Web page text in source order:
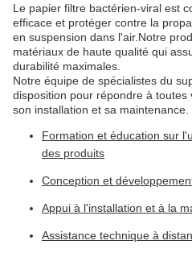
Le papier filtre bactérien-viral est
efficace et protéger contre la
en suspension dans l'air.Notre
matériaux de haute qualité qui
durabilité maximales.
Notre équipe de spécialistes du
disposition pour répondre à toutes
son installation et sa maintenance.
Formation et éducation sur
des produits
Conception et
Appui à l'installation et à la
Assistance technique à